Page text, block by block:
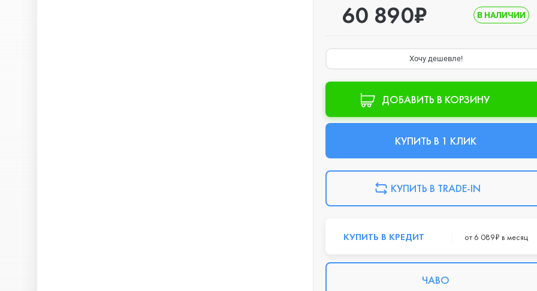
60 890₽ В НАЛИЧИИ
Хочу дешевле!
ДОБАВИТЬ В КОРЗИНУ
КУПИТЬ В 1 КЛИК
КУПИТЬ В TRADE-IN
КУПИТЬ В КРЕДИТ от 6 089₽ в месяц
ЧАВО